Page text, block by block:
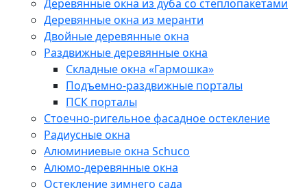
Деревянные окна из дуба со степлопакетами
Деревянные окна из меранти
Двойные деревянные окна
Раздвижные деревянные окна
Складные окна «Гармошка»
Подъемно-раздвижные порталы
ПСК порталы
Стоечно-ригельное фасадное остекление
Радиусные окна
Алюминиевые окна Schuco
Алюмо-деревянные окна
Остекление зимнего сада